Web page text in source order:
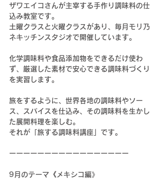
ザワエイコさんが主宰する手作り調味料の仕
込み教室です。
土曜クラスと火曜クラスがあり、毎月モリ乃
ネキッチンスタジオで開催しています。
化学調味料や食品添加物をできるだけ使わ
ず、厳選した素材で安心できる調味料づくり
を実習します。
旅をするように、世界各地の調味料やソー
ス、スパイスを仕込み、その調味料を生かし
た展開料理を楽しむ。
それが「旅する調味料講座」です。
ーーーーーーーーーーーーーーーーー
9月のテーマ《メキシコ編》